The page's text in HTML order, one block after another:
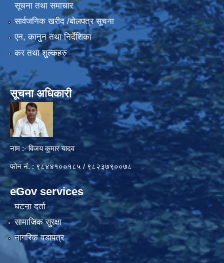
सूचना तथा समाचार
सार्वजनिक खरीद /बोलपत्र सूचना
एन, कानुन तथा निर्देशिका
कर तथा शुल्कहरु
सूचना अधिकारी
नाम :- विजय कुमार यादव
फोन नं. : ९८४४१००१८५ / ९८२३७९००७८
eGov services
घटना दर्ता
सामाजिक सुरक्षा
नागरिक वडापत्र